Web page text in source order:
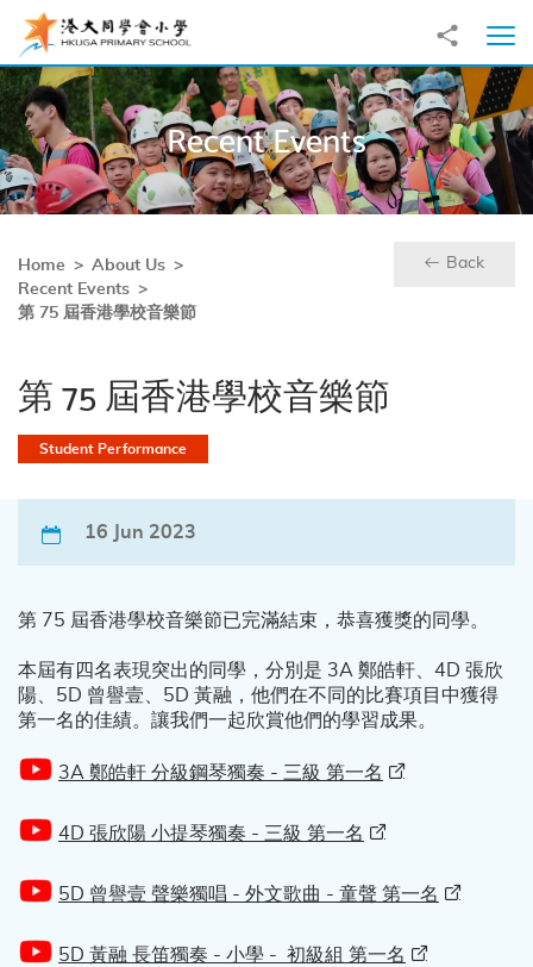
Skip to main content
Share to
Recent Events
Home
About Us
Recent Events
第 75 屆香港學校音樂節
Back
第 75 屆香港學校音樂節
Student Performance
16 Jun 2023
第 75 屆香港學校音樂節已完滿結束，恭喜獲獎的同學。
本屆有四名表現突出的同學，分別是 3A 鄭皓軒、4D 張欣
陽、5D 曾譽壹、5D 黃融，他們在不同的比賽項目中獲得
第一名的佳績。讓我們一起欣賞他們的學習成果。
3A 鄭皓軒 分級鋼琴獨奏 - 三級 第一名
4D 張欣陽 小提琴獨奏 - 三級 第一名
5D 曾譽壹 聲樂獨唱 - 外文歌曲 - 童聲 第一名
5D 黃融 長笛獨奏 - 小學 - 初級組 第一名